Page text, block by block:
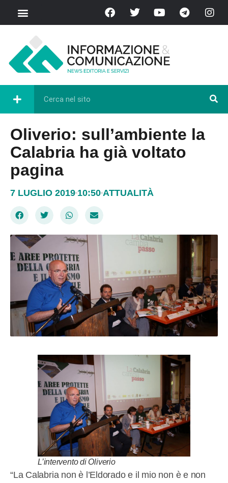
Oliverio: sull’ambiente la
Calabria ha già voltato
pagina
7 LUGLIO 2019 10:50 ATTUALITÀ
L’intervento di Oliverio
“La Calabria non è l’Eldorado e il mio non è e non